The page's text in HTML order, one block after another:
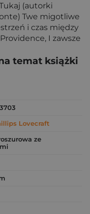
(autorki
Twe migotliwe
i czas między
I zawsze
temat książki
Lovecraft
ze